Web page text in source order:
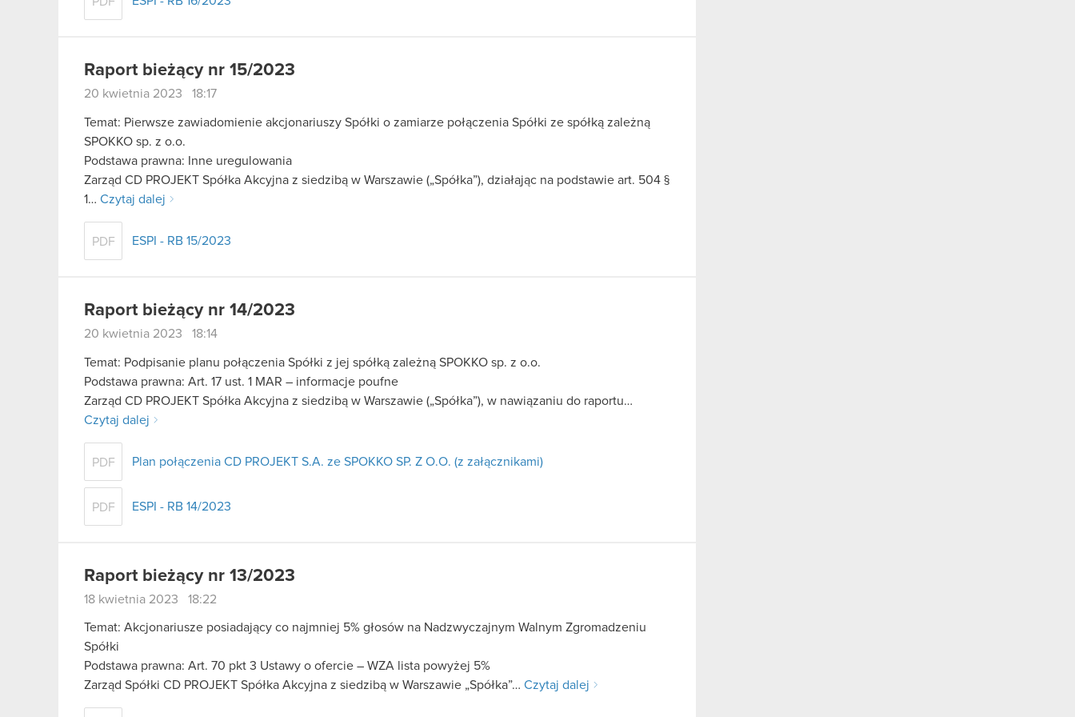
Raport bieżący nr 15/2023
20 kwietnia 2023 18:17
Temat: Pierwsze zawiadomienie akcjonariuszy Spółki o zamiarze połączenia Spółki ze spółką zależną
SPOKKO sp. z o.o.
Podstawa prawna: Inne uregulowania
Zarząd CD PROJEKT Spółka Akcyjna z siedzibą w Warszawie („Spółka”), działając na podstawie art. 504 §
1… Czytaj dalej
PDF ESPI - RB 15/2023
Raport bieżący nr 14/2023
20 kwietnia 2023 18:14
Temat: Podpisanie planu połączenia Spółki z jej spółką zależną SPOKKO sp. z o.o.
Podstawa prawna: Art. 17 ust. 1 MAR – informacje poufne
Zarząd CD PROJEKT Spółka Akcyjna z siedzibą w Warszawie („Spółka”), w nawiązaniu do raportu…
Czytaj dalej
PDF Plan połączenia CD PROJEKT S.A. ze SPOKKO SP. Z O.O. (z załącznikami)
PDF ESPI - RB 14/2023
Raport bieżący nr 13/2023
18 kwietnia 2023 18:22
Temat: Akcjonariusze posiadający co najmniej 5% głosów na Nadzwyczajnym Walnym Zgromadzeniu
Spółki
Podstawa prawna: Art. 70 pkt 3 Ustawy o ofercie – WZA lista powyżej 5%
Zarząd Spółki CD PROJEKT Spółka Akcyjna z siedzibą w Warszawie „Spółka”… Czytaj dalej